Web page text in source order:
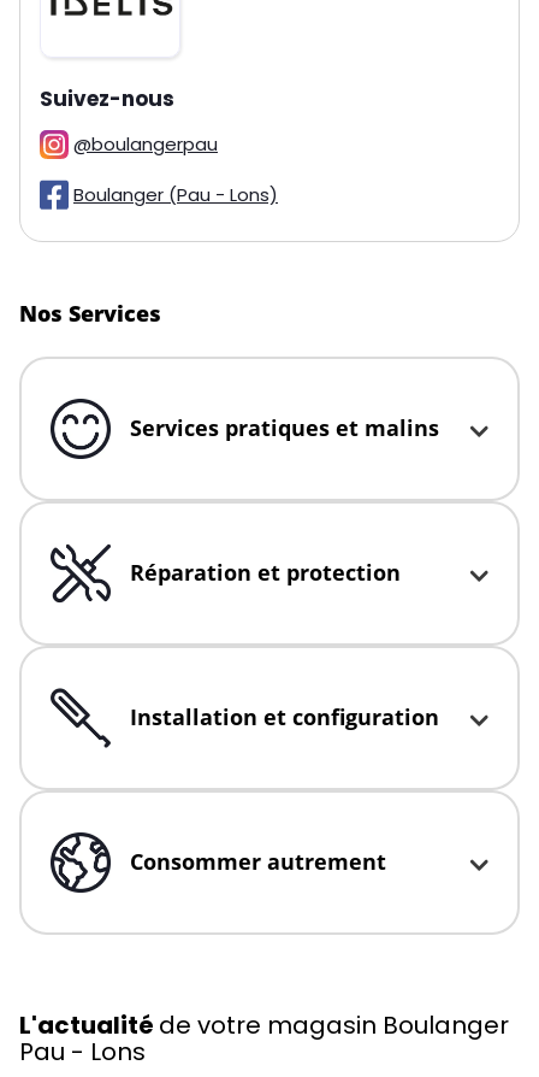
Suivez-nous
@boulangerpau
Boulanger (Pau - Lons)
Nos Services
Click to expand or collapse content
Services pratiques et malins
Click to expand or collapse content
Réparation et protection
Click to expand or collapse content
Installation et configuration
Click to expand or collapse content
Consommer autrement
L'actualité de votre magasin Boulanger
Pau - Lons